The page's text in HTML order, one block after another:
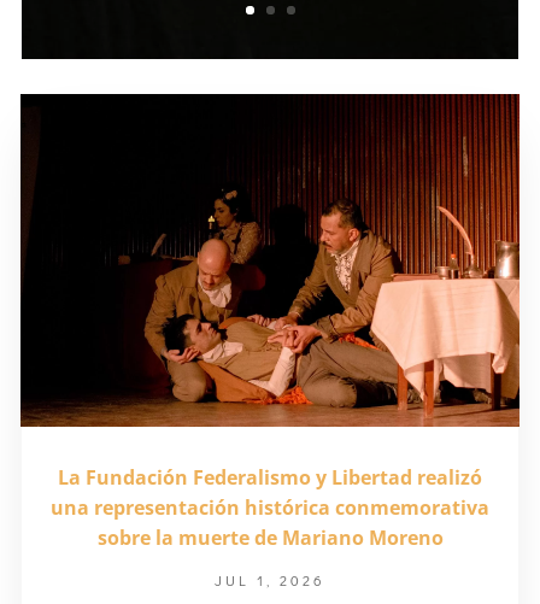
La Fundación Federalismo y Libertad realizó
una representación histórica conmemorativa
sobre la muerte de Mariano Moreno
JUL 1, 2026